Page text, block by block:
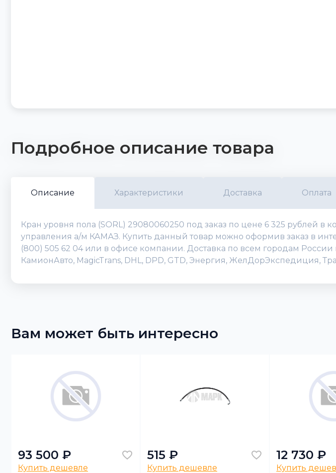
Подробное описание товара
Описание Характеристики Доставка Оплата
Кран уровня пола (SORL) 29080060250 под заказ по цене 6 325 рублей
управления а/м КАМАЗ. Купить данный товар можно оформив заказ в
(800) 505 62 04 или в офисе компании. Доставка по всем городам
КамионАвто, MagicTrans, DHL, DPD, GTD, Энергия, ЖелДорЭкспедиция,
Вам может быть интересно
93 500 ₽
Купить дешевле
515 ₽
Купить дешевле
12 730 ₽
Купить